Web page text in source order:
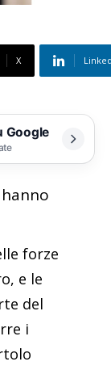
X
Google
forze
e le
del
i